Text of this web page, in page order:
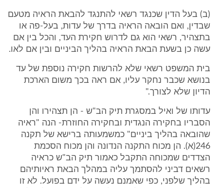
(ב) בעל הדין שכנגד רשאי להתנגד להבאת הראיה מטעם
שבדין, ואם הובאה הראיה בדרך של עדות, בעל-פה או
בתצהיר, רשאי הוא גם לדרוש חקירת העד, והכל בין אם
עשה כן בשעת הבאת הראיה בהליך הביניים ובין אם לאו.
בית המשפט רשאי שלא להרשות חקירה נוספת של עד
בנושא שכבר נחקר עליו, אם ראה בכך משום הארכת
הדיון שלא לצורך."
עדותו של ואיל במסגרת תיק הב"ש - הן תצהירו והן
הסבריו בחקירה הנגדית ובחקירה החוזרת- הנה "ראיה
שהובאה בהליך ביניים" כמשמעותה ברישא של תקנה
246(א). הן מכוח התקנה הנדונה והן מכוח הסכמת
הצדדים שמכוחה התקבל כאמור תיק הב"ש כראיה
רשאים דביני להסתמך עליה במהלך הבאת ראיותיהם
בהליך שלפני, כפי שאמנם נעשה על ידם בפועל. לא זו